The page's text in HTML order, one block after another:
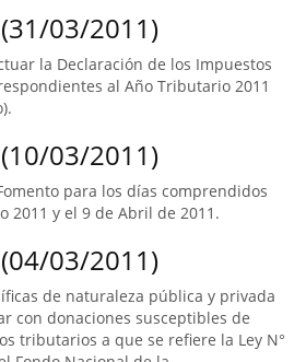
03/2011)
la Declaración de los Impuestos
al Año Tributario 2011
03/2011)
para los días comprendidos
2011 y el 9 de Abril de 2011.
03/2011)
de naturaleza pública y privada
con donaciones susceptibles de
tributarios a que se refiere la Ley N°